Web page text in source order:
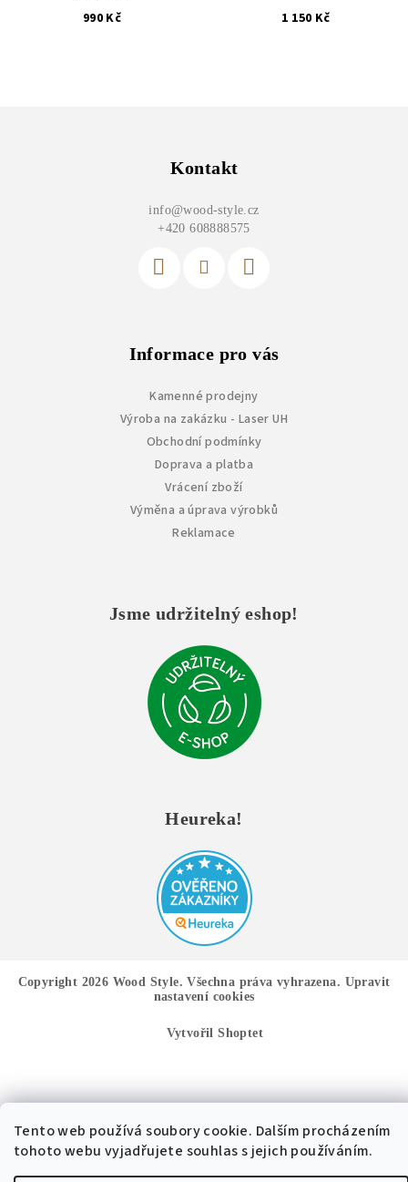
Tento web používá soubory cookie. Dalším procházením
tohoto webu vyjadřujete souhlas s jejich používáním.
990 Kč 1 150 Kč
Kontakt
info@wood-style.cz
+420 608888575
Informace pro vás
Kamenné prodejny
Výroba na zakázku - Laser UH
Obchodní podmínky
Doprava a platba
Vrácení zboží
Výměna a úprava výrobků
Reklamace
Jsme udržitelný eshop!
Heureka!
Copyright 2026 Wood Style. Všechna práva vyhrazena. Upravit
nastavení cookies
Vytvořil Shoptet